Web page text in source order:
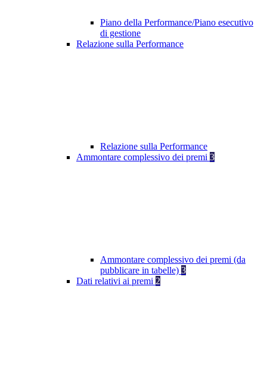
Piano della Performance/Piano esecutivo
di gestione
Relazione sulla Performance
Relazione sulla Performance
Ammontare complessivo dei premi 3
Ammontare complessivo dei premi (da
pubblicare in tabelle) 3
Dati relativi ai premi 2